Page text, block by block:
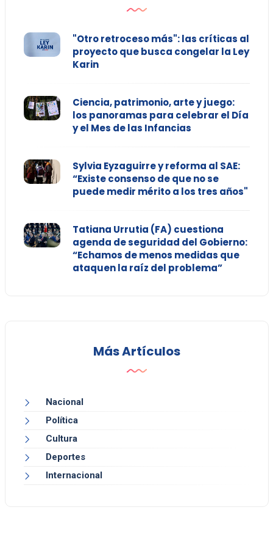
"Otro retroceso más": las críticas al
proyecto que busca congelar la Ley
Karin
Ciencia, patrimonio, arte y juego:
los panoramas para celebrar el Día
y el Mes de las Infancias
Sylvia Eyzaguirre y reforma al SAE:
“Existe consenso de que no se
puede medir mérito a los tres años"
Tatiana Urrutia (FA) cuestiona
agenda de seguridad del Gobierno:
“Echamos de menos medidas que
ataquen la raíz del problema”
Más Artículos
Nacional
Política
Cultura
Deportes
Internacional